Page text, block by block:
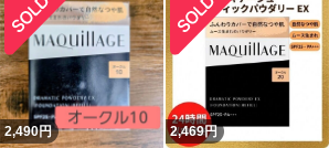
2,490円 2,469円